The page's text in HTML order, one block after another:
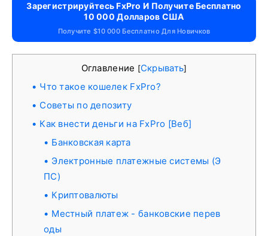
Зарегистрируйтесь FxPro И Получите Бесплатно
10 000 Долларов США
Получите $10 000 Бесплатно Для Новичков
Оглавление [Скрывать]
Что такое кошелек FxPro?
Советы по депозиту
Как внести деньги на FxPro [Веб]
Банковская карта
Электронные платежные системы (Э
ПС)
Криптовалюты
Местный платеж - банковские перев
оды